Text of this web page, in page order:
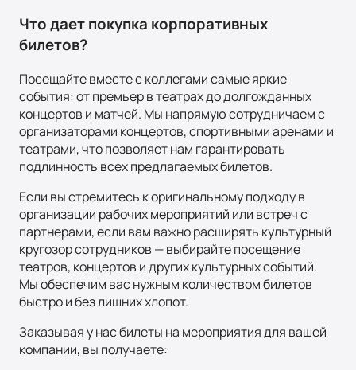
Что дает покупка корпоративных
билетов?
Посещайте вместе с коллегами самые яркие
события: от премьер в театрах до долгожданных
концертов и матчей. Мы напрямую сотрудничаем с
организаторами концертов, спортивными аренами и
театрами, что позволяет нам гарантировать
подлинность всех предлагаемых билетов.
Если вы стремитесь к оригинальному подходу в
организации рабочих мероприятий или встреч с
партнерами, если вам важно расширять культурный
кругозор сотрудников — выбирайте посещение
театров, концертов и других культурных событий.
Мы обеспечим вас нужным количеством билетов
быстро и без лишних хлопот.
Заказывая у нас билеты на мероприятия для вашей
компании, вы получаете: